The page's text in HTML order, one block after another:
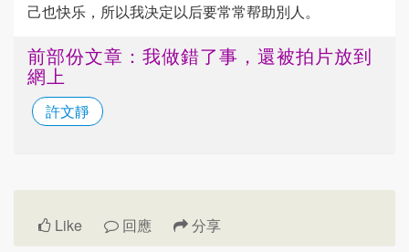
己也快乐，所以我决定以后要常常帮助別人。
前部份文章：我做錯了事，還被拍片放到
網上
許文靜
Like 回應 分享